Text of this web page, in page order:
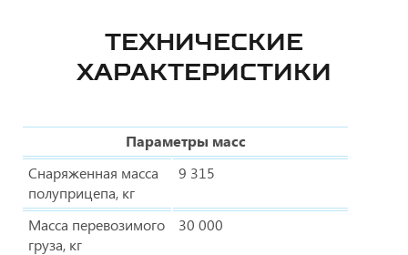
ТЕХНИЧЕСКИЕ
ХАРАКТЕРИСТИКИ
Параметры масс
Снаряженная масса
полуприцепа, кг
9 315
Масса перевозимого
груза, кг
30 000